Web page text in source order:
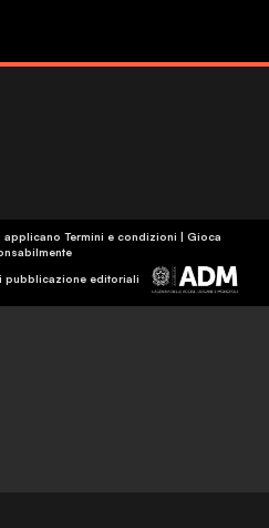
applicano Termini e condizioni | Gioca
pubblicazione editoriali